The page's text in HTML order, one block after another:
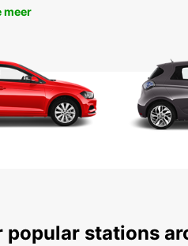
meer
popular stations